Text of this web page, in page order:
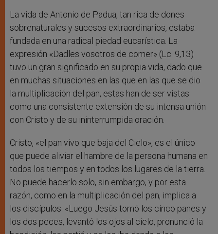
La vida de Antonio de Padua, tan rica de dones
sobrenaturales y sucesos extraordinarios, estaba
fundada en una radical piedad eucarística. La
expresión «Dadles vosotros de comer» (Lc. 9,13)
tuvo un gran significado en su propia vida, dado que
en muchas situaciones en las que en las que se dio
la multiplicación del pan, estas han de ser vistas
como una consistente extensión de su intensa unión
con Cristo y de su ininterrumpida oración.
Cristo, «el pan vivo que baja del Cielo», es el único
que puede aliviar el hambre de la persona humana en
todos los tiempos y en todos los lugares de la tierra.
No puede hacerlo solo, sin embargo, y por esta
razón, como en la multiplicación del pan, implica a
los discípulos: «Luego Jesús tomó los cinco panes y
los dos peces, levantó los ojos al cielo, pronunció la